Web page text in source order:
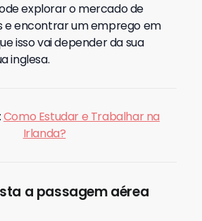
explorar o mercado de
e encontrar um emprego em
isso vai depender da sua
inglesa.
Como Estudar e Trabalhar na
Irlanda?
a passagem aérea